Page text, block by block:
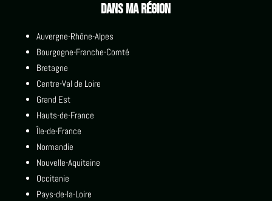
Dans ma région
Auvergne-Rhône-Alpes
Bourgogne-Franche-Comté
Bretagne
Centre-Val de Loire
Grand Est
Hauts-de-France
Île-de-France
Normandie
Nouvelle-Aquitaine
Occitanie
Pays-de-la-Loire